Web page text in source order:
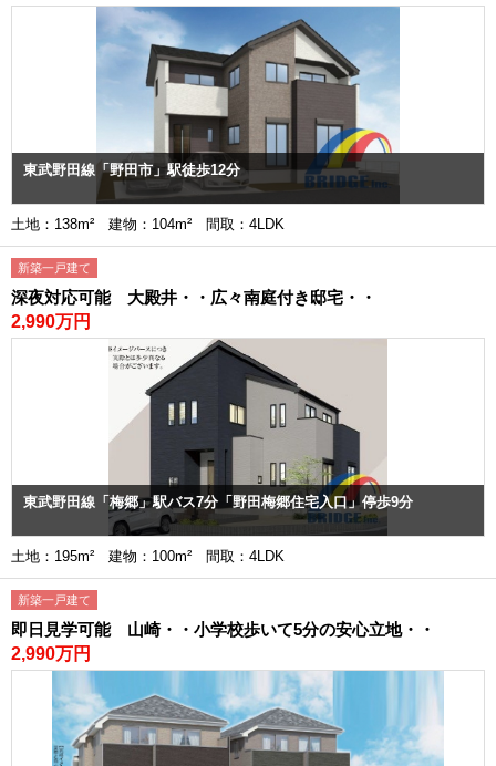
東武野田線「野田市」駅徒歩12分
土地：138m² 建物：104m² 間取：4LDK
新築一戸建て
深夜対応可能 大殿井・・広々南庭付き邸宅・・
2,990万円
東武野田線「梅郷」駅バス7分「野田梅郷住宅入口」停歩9分
土地：195m² 建物：100m² 間取：4LDK
新築一戸建て
即日見学可能 山崎・・小学校歩いて5分の安心立地・・
2,990万円